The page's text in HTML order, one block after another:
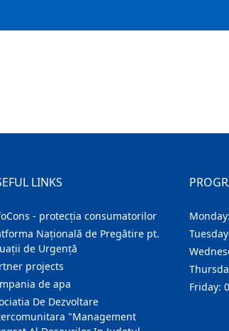
LINKS
- protecția consumatorilor
Națională de Pregătire pt.
de Urgență
projects
de apa
De Dezvoltare
"Management
Friday: